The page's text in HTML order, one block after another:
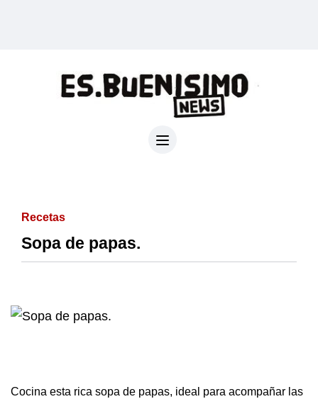
Recetas
Sopa de papas.
Cocina esta rica sopa de papas, ideal para acompañar las